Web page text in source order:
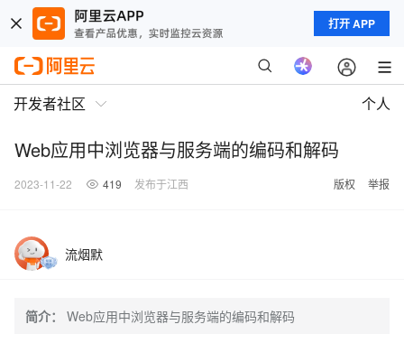
打开 APP
开发者社区 个人
Web应用中浏览器与服务端的编码和解码
2023-11-22 419 发布于江西 版权 举报
流烟默
简介： Web应用中浏览器与服务端的编码和解码